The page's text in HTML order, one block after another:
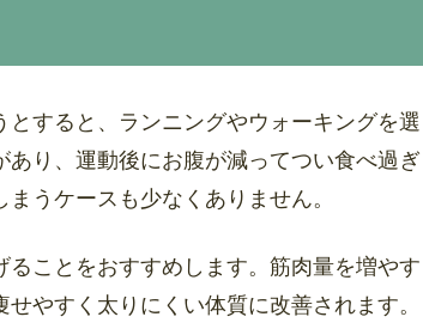
すると、ランニングやウォーキングを選
り、運動後にお腹が減ってつい食べ過ぎ
うケースも少なくありません。
ことをおすすめします。筋肉量を増やす
やすく太りにくい体質に改善されます。